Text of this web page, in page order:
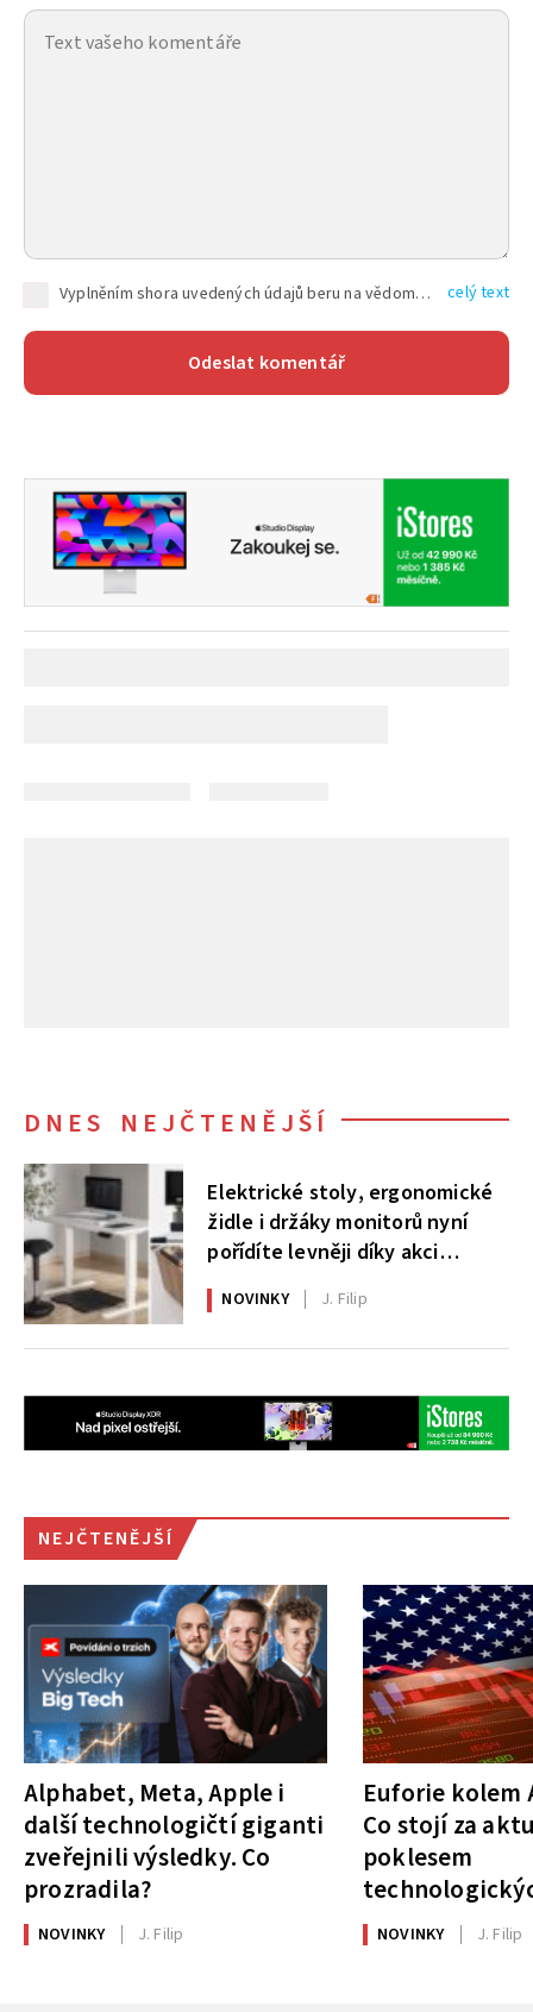
Vyplněním shora uvedených údajů beru na vědomí, že společnost TEXT FACTORY s.r.o., sídlem Brno, Durďákova 336/29, Černá Pole, PSČ: 613 00, IČ: 06157831, zapsané u Krajského soudu v Brně, oddíl C, vložka 100399, bude zpracovávat mé osobní údaje uvedené v rámci mnou vyplněného registračního formuláře na základě oprávněných zájmů TEXT FACTORY s.r.o. dle čl. 6 odst. 1 písm. f) GDPR a pro splnění právních povinností (čl. 6 odst. 1 písm. c) GDPR), a to pro tyto účely: nezbytnost zajistit oprávnění návštěvníka webových stránek provozovaných společností TEXT FACTORY s.r.o. přispívat aktivně ke zveřejněným článkům nebo v rámci diskusních fór a výkon práv TEXT FACTORY s.r.o. jako administrátora těchto diskusních fór. Více informací o zpracování osobních údajů a právech lze nalézt v celý text
DNES NEJČTENĚJŠÍ
Elektrické stoly, ergonomické
židle i držáky monitorů nyní
pořídíte levněji díky akci
AlzaErgo
NOVINKY J. Filip
NEJČTENĚJŠÍ
Alphabet, Meta, Apple i
další technologičtí giganti
zveřejnili výsledky. Co
prozradila?
NOVINKY J. Filip
Euforie kolem
Co stojí za
poklesem
NOVINKY J. Filip